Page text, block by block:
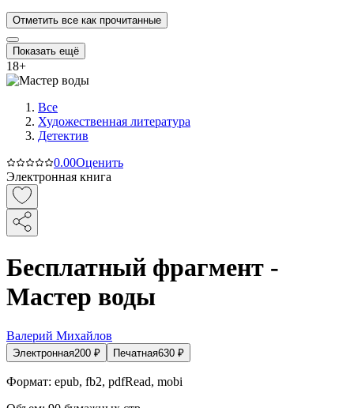
Отметить все как прочитанные
Показать ещё
18+
Все
Художественная литература
Детектив
0.00Оценить
Электронная книга
Бесплатный фрагмент -
Мастер воды
Валерий Михайлов
Электронная200 ₽ Печатная630 ₽
Формат: epub, fb2, pdfRead, mobi